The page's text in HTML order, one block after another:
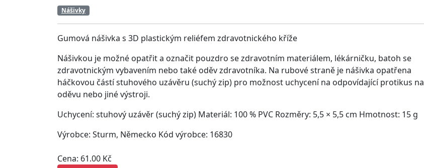
Nášivky
Gumová nášivka s 3D plastickým reliéfem zdravotnického kří­že
Nášivkou je možné opatřit a označit pouzdro se zdravotním materiálem, lékárničku, batoh se
zdravotnickým vybavením nebo také oděv zdravotníka. Na rubové straně je nášivka opatřena
háčkovou částí stuhového uzávěru (suchý zip) pro možnost uchycení na odpovídající protikus na
oděvu nebo jiné výstroji.
Uchycení: stuhový uzávěr (suchý zip) Materiál: 100 % PVC Rozměry: 5,5 × 5,5 cm Hmotnost: 15 g
Výrobce: Sturm, Německo Kód výrobce: 16830
Cena: 61.00 Kč